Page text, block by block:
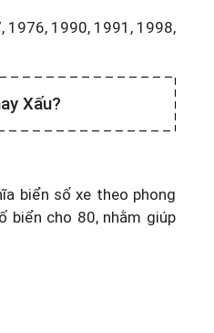
1976, 1990, 1991, 1998,
Xấu?
biển số xe theo phong
biển cho 80, nhằm giúp